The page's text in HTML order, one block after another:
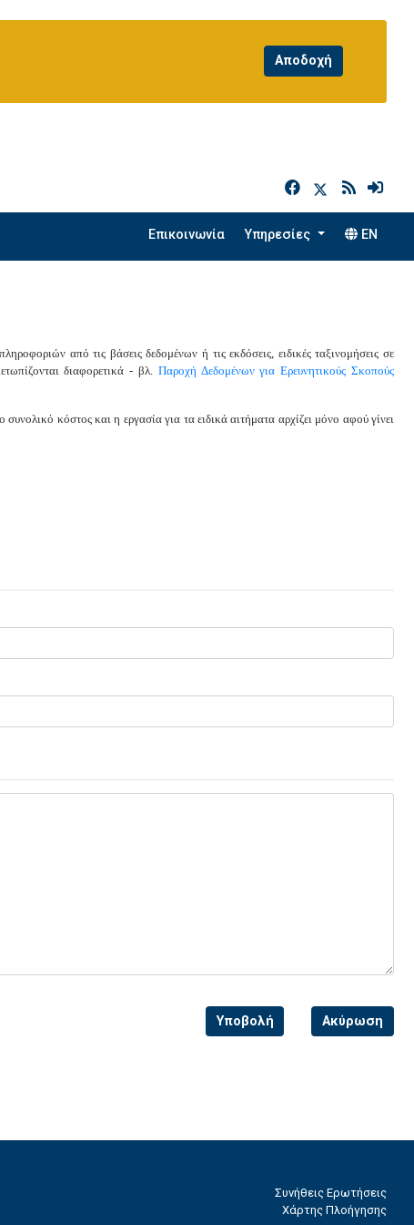
h
Επικοινωνία Υπηρεσίες EN
από τις βάσεις δεδομένων ή τις εκδόσεις, ειδικές ταξινομήσεις σε
διαφορετικά - βλ. Παροχή Δεδομένων για Ερευνητικούς Σκοπούς
συνολικό κόστος και η εργασία για τα ειδικά αιτήματα αρχίζει μόνο αφού γίνει
Συνήθεις Ερωτήσεις
Χάρτης Πλοήγησης